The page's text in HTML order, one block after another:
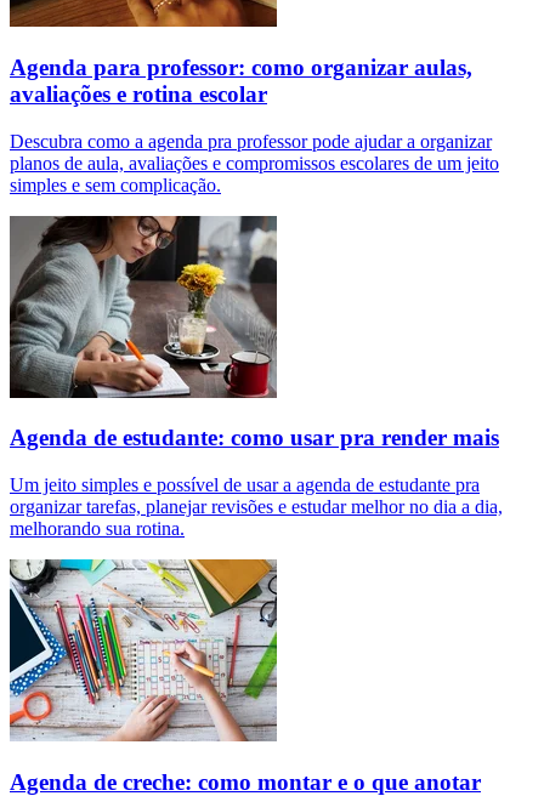
Agenda para professor: como organizar aulas,
avaliações e rotina escolar
Descubra como a agenda pra professor pode ajudar a organizar
planos de aula, avaliações e compromissos escolares de um jeito
simples e sem complicação.
Agenda de estudante: como usar pra render mais
Um jeito simples e possível de usar a agenda de estudante pra
organizar tarefas, planejar revisões e estudar melhor no dia a dia,
melhorando sua rotina.
Agenda de creche: como montar e o que anotar